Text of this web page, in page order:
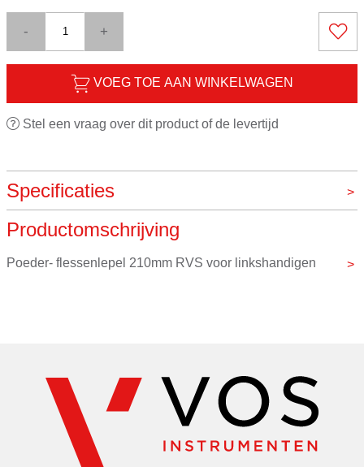
- +
VOEG TOE AAN WINKELWAGEN
Stel een vraag over dit product of de levertijd
Specificaties
Materiaal
Merk
VOS instrumenten
Productomschrijving
Poeder- flessenlepel 210mm RVS voor linkshandigen